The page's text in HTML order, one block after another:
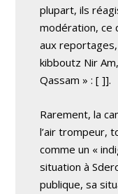
plupart, ils
modération, ce
aux
kibboutz Nir
Qassam » : [ ]].
Rarement, la
l’air trompeur,
comme un «
situation à
publique, sa